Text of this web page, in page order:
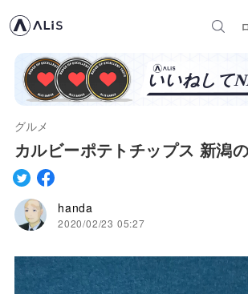
グルメ
カルビーポテトチップス 新潟
handa
2020/02/23 05:27